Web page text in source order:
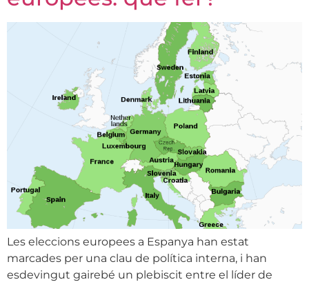
Les eleccions europees a Espanya han estat
marcades per una clau de política interna, i han
esdevingut gairebé un plebiscit entre el líder de